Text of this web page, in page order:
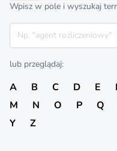
Wpisz w pole i wyszukaj
Szukaj
lub przeglądaj:
A B C D E
M
N O P Q
Y
Z